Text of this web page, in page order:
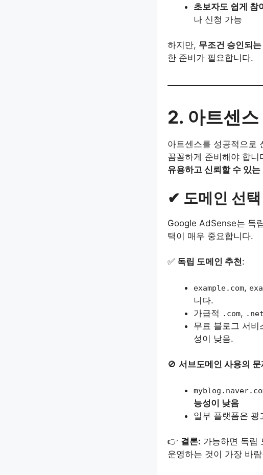
초보자도 쉽게 참
나 신청 가능
하지만, 무조건 승인되
한 준비가 필요합니다.
2. 아트센
아트센스를 성공적으로
꼼꼼하게 준비해야 합
유용하고 신뢰할 수 있는
✔ 도메인 선택
Google AdSense는 독
택이 매우 중요합니다.
✅ 독립 도메인 추천:
example.com,
니다.
가급적 .com, .net
무료 블로그 서비
성이 낮음.
🚫 서브도메인 사용의 문
능성이 낮음
일부 플랫폼은 광
👉 결론: 가능하면 독립
운영하는 것이 가장 바